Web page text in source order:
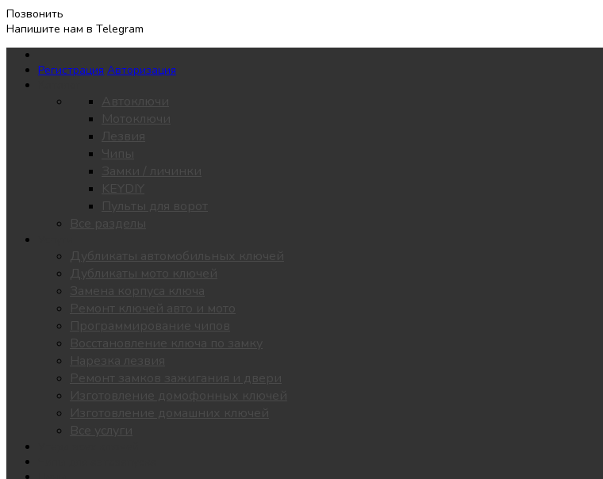
Позвонить
Напишите нам в Telegram
Регистрация Авторизация
Автоключи
Мотоключи
Лезвия
Замки / личинки
KEYDIY
Пульты для ворот
Все разделы
Дубликаты автомобильных ключей
Дубликаты мото ключей
Замена корпуса ключа
Ремонт ключей авто и мото
Программирование чипов
Восстановление ключа по замку
Нарезка лезвия
Ремонт замков зажигания и двери
Изготовление домофонных ключей
Изготовление домашних ключей
Все услуги